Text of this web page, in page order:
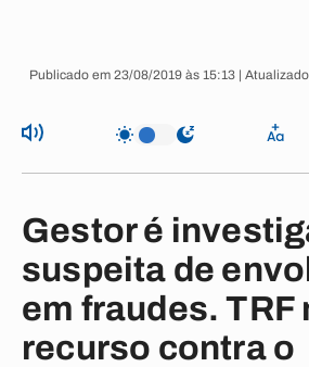
Publicado em 23/08/2019 às 15:13 |
Gestor é
suspeita de
em fraudes. TRF
recurso contra o